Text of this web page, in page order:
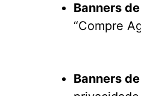
Banners
“Compre
Banners